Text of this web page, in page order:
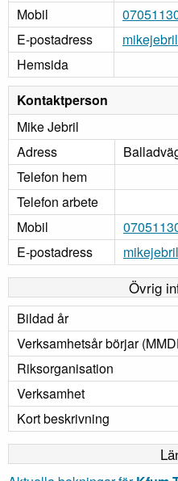
Mobil
E-postadress
Hemsida
Kontaktperson
Mike Jebril
Adress
Telefon hem
Telefon arbete
Mobil
E-postadress
Övrig
Bildad år
Verksamhetsår börjar
Riksorganisation
Verksamhet
Kort beskrivning